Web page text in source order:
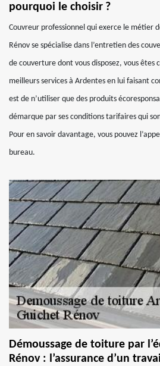
pourquoi le choisir ?
Couvreur professionnel qui exerce le métier
Rénov se spécialise dans l’entretien des
de couverture dont vous disposez, vous êtes
meilleurs services à Ardentes en lui faisant
est de n’utiliser que des produits
démarque par ses conditions tarifaires qui
Pour en savoir davantage, vous pouvez
bureau.
Démoussage de toiture par
Rénov : l’assurance d’un